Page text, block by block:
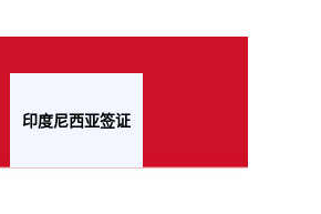
印度尼西亚签证